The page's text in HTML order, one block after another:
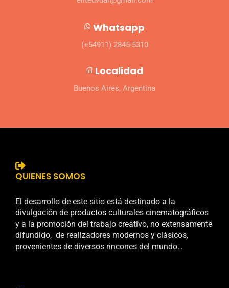
Whatsapp
(+54911) 2845-5310
Localidad
Buenos Aires, Argentina
QUIENES SOMOS
El desarrollo de este sitio está destinado a la
divulgación de productos culturales cinematográficos
y a la promoción del trabajo creativo, no extensamente
difundido, de realizadores modernos y clásicos,
provenientes de diversos rincones del mundo…